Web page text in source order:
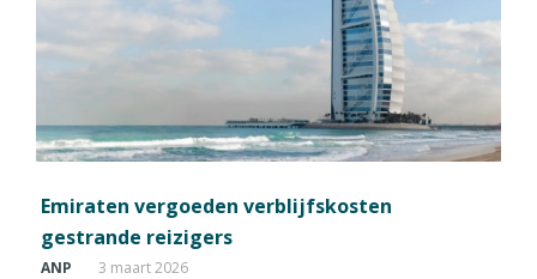
Emiraten vergoeden verblijfskosten
gestrande reizigers
ANP 3 maart 2026